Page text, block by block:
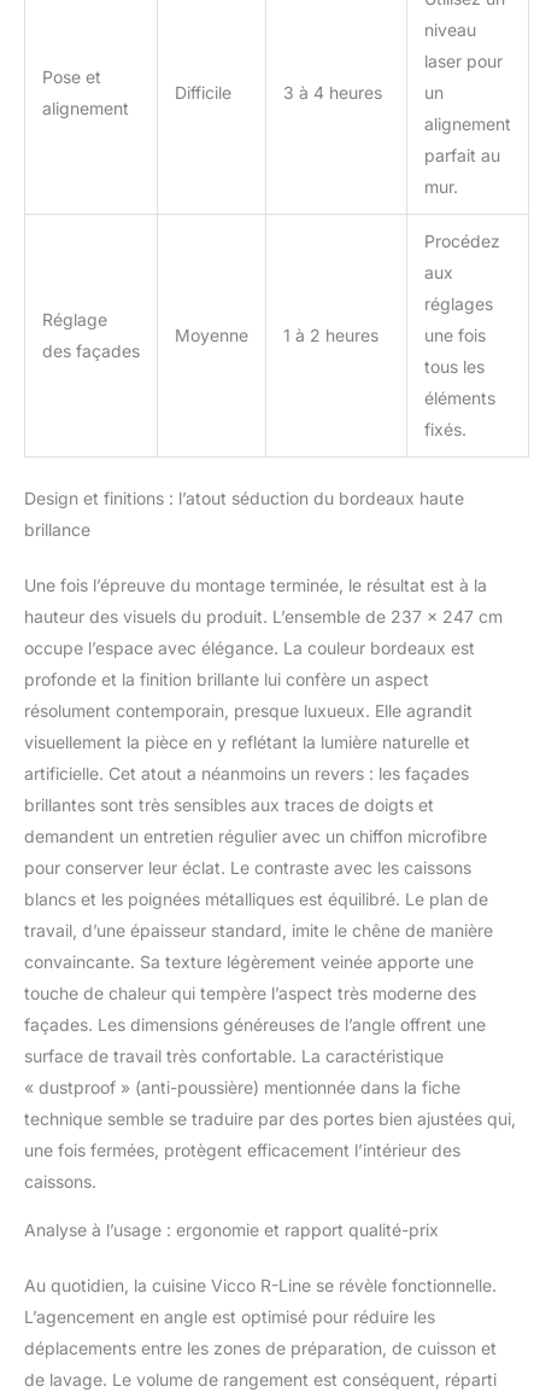
Pose et
alignement
Difficile 3 à 4 heures
niveau
laser pour
un
alignement
parfait au
mur.
Réglage
des façades
Moyenne 1 à 2 heures
Procédez
aux
réglages
une fois
tous les
éléments
fixés.
Design et finitions : l’atout séduction du bordeaux haute
brillance
Une fois l’épreuve du montage terminée, le résultat est à la
hauteur des visuels du produit. L’ensemble de 237 x 247 cm
occupe l’espace avec élégance. La couleur bordeaux est
profonde et la finition brillante lui confère un aspect
résolument contemporain, presque luxueux. Elle agrandit
visuellement la pièce en y reflétant la lumière naturelle et
artificielle. Cet atout a néanmoins un revers : les façades
brillantes sont très sensibles aux traces de doigts et
demandent un entretien régulier avec un chiffon microfibre
pour conserver leur éclat. Le contraste avec les caissons
blancs et les poignées métalliques est équilibré. Le plan de
travail, d’une épaisseur standard, imite le chêne de manière
convaincante. Sa texture légèrement veinée apporte une
touche de chaleur qui tempère l’aspect très moderne des
façades. Les dimensions généreuses de l’angle offrent une
surface de travail très confortable. La caractéristique
« dustproof » (anti-poussière) mentionnée dans la fiche
technique semble se traduire par des portes bien ajustées qui,
une fois fermées, protègent efficacement l’intérieur des
caissons.
Analyse à l’usage : ergonomie et rapport qualité-prix
Au quotidien, la cuisine Vicco R-Line se révèle fonctionnelle.
L’agencement en angle est optimisé pour réduire les
déplacements entre les zones de préparation, de cuisson et
de lavage. Le volume de rangement est conséquent, réparti